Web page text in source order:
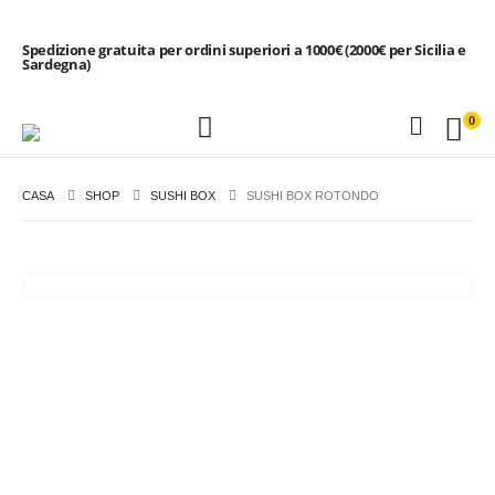
Spedizione gratuita per ordini superiori a 1000€ (2000€ per Sicilia e
Sardegna)
0
CASA SHOP SUSHI BOX SUSHI BOX ROTONDO